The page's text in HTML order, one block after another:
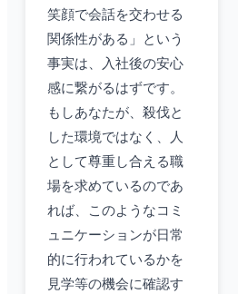
笑顔で会話を交わせる
関係性がある」という
事実は、入社後の安心
感に繋がるはずです。
もしあなたが、殺伐と
した環境ではなく、人
として尊重し合える職
場を求めているのであ
れば、このようなコミ
ュニケーションが日常
的に行われているかを
見学等の機会に確認す